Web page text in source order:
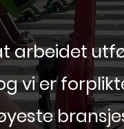
arbeidet
vi er